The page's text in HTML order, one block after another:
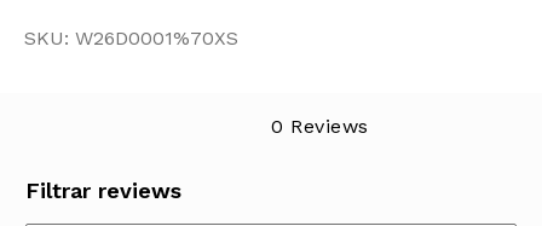
SKU: W26D0001%70XS
Filtrar reviews
0 Reviews